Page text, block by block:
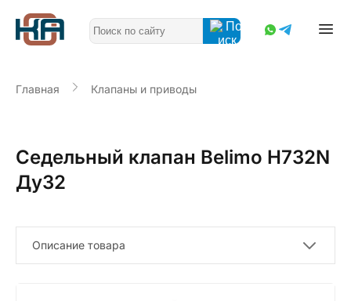
Главная Клапаны и приводы
Седельный клапан Belimo H732N
Ду32
Описание товара